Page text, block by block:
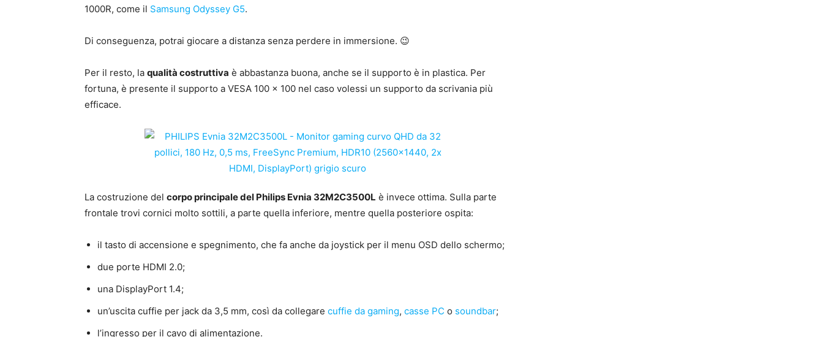
1000R, come il Samsung Odyssey G5.
Di conseguenza, potrai giocare a distanza senza perdere in immersione. 😉
Per il resto, la qualità costruttiva è abbastanza buona, anche se il supporto è in plastica. Per
fortuna, è presente il supporto a VESA 100 x 100 nel caso volessi un supporto da scrivania più
efficace.
La costruzione del corpo principale del Philips Evnia 32M2C3500L è invece ottima. Sulla parte
frontale trovi cornici molto sottili, a parte quella inferiore, mentre quella posteriore ospita:
il tasto di accensione e spegnimento, che fa anche da joystick per il menu OSD dello schermo;
due porte HDMI 2.0;
una DisplayPort 1.4;
un’uscita cuffie per jack da 3,5 mm, così da collegare cuffie da gaming, casse PC o soundbar;
l’ingresso per il cavo di alimentazione.